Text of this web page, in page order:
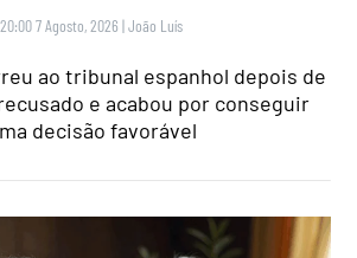
20:00 7 Agosto, 2026 |João Luís
ao tribunal espanhol depois de
e acabou por conseguir
decisão favorável